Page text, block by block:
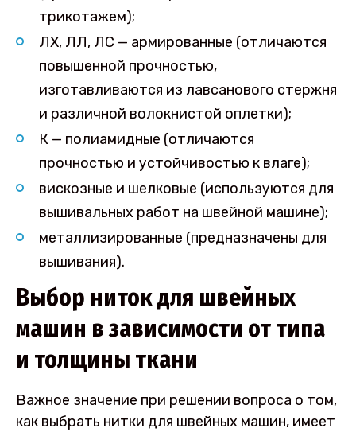
трикотажем);
ЛХ, ЛЛ, ЛС — армированные (отличаются
повышенной прочностью,
изготавливаются из лавсанового стержня
и различной волокнистой оплетки);
К — полиамидные (отличаются
прочностью и устойчивостью к влаге);
вискозные и шелковые (используются для
вышивальных работ на швейной машине);
металлизированные (предназначены для
вышивания).
Выбор ниток для швейных
машин в зависимости от типа
и толщины ткани
Важное значение при решении вопроса о том,
как выбрать нитки для швейных машин, имеет